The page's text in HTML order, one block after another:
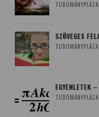
TUDOMÁNYPLÁZA
SZÖVEGES
TUDOMÁNYPLÁZA
EGYENLETEK
TUDOMÁNYPLÁZA